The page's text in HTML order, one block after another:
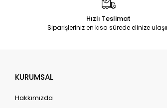
Hızlı Teslimat
Siparişleriniz en kısa sürede elinize
KURUMSAL
Hakkımızda